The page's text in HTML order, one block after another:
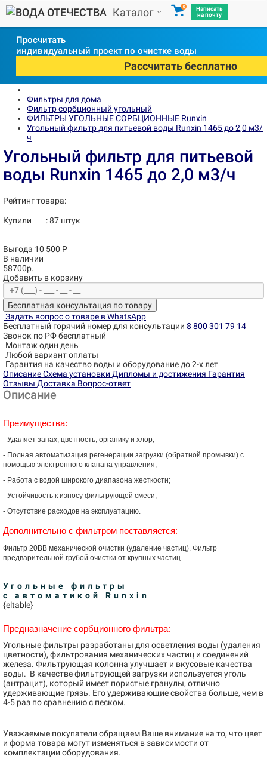
Каталог 0
Написать
на почту
Просчитать
индивидуальный проект по очистке воды
Рассчитать бесплатно
Фильтры для дома
Фильтр сорбционный угольный
ФИЛЬТРЫ УГОЛЬНЫЕ СОРБЦИОННЫЕ Runxin
Угольный фильтр для питьевой воды Runxin 1465 до 2,0 м3/
ч
Угольный фильтр для питьевой
воды Runxin 1465 до 2,0 м3/ч
Рейтинг товара:
Купили :87 штук
Выгода 10 500 Р
В наличии
58700р.
Добавить в корзину
Бесплатная консультация по товару
Задать вопрос о товаре в WhatsApp
Бесплатный горячий номер для консультации 8 800 301 79 14
Звонок по РФ бесплатный
Монтаж один день
Любой вариант оплаты
Гарантия на качество воды и оборудование до 2-х лет
ОписаниеСхема установки Дипломы и достижения Гарантия
Отзывы Доставка Вопрос-ответ
Описание
Преимущества:
- Удаляет запах, цветность, органику и хлор;
- Полная автоматизация регенерации загрузки (обратной промывки) с
помощью электронного клапана управления;
- Работа с водой широкого диапазона жесткости;
- Устойчивость к износу фильтрующей смеси;
- Отсутствие расходов на эксплуатацию.
Дополнительно с фильтром поставляется:
Фильтр 20BB механической очистки (удаление частиц). Фильтр
предварительной грубой очистки от крупных частиц.
Угольные фильтры
с
автоматикой Runxin
{eltable}
Предназначение сорбционного фильтра:
Угольные фильтры разработаны для осветления воды (удаления
цветности), фильтрования механических частиц и соединений
железа. Фильтрующая колонна улучшает и вкусовые качества
воды. В качестве фильтрующей загрузки используется уголь
(антрацит), который имеет пористые гранулы, отлично
удерживающие грязь. Его удерживающие свойства больше, чем в
4-5 раз по сравнению с песком.
Уважаемые покупатели обращаем Ваше внимание на то, что цвет
и форма товара могут изменяться в зависимости от
комплектации оборудования.